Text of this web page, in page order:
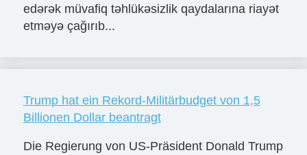
edərək müvafiq təhlükəsizlik qaydalarına riayət
etməyə çağırıb...
Trump hat ein Rekord-Militärbudget von 1,5
Billionen Dollar beantragt
Die Regierung von US-Präsident Donald Trump